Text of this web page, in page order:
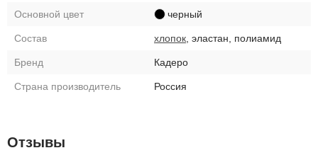
Основной цвет черный
Состав хлопок , эластан, полиамид
Бренд Кадеро
Страна производитель Россия
Отзывы